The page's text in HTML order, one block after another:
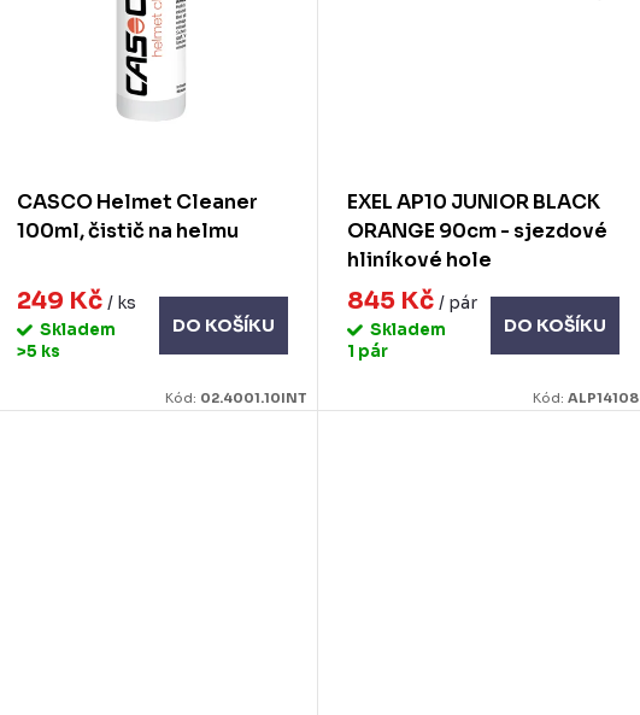
CASCO Helmet Cleaner
100ml, čistič na helmu
249 Kč / ks
Skladem
>5 ks
DO KOŠÍKU
Kód: 02.4001.10INT
EXEL AP10 JUNIOR BLACK
ORANGE 90cm - sjezdové
hliníkové hole
845 Kč/ pár
Skladem
1 pár
DO KOŠÍKU
Kód: ALP14108